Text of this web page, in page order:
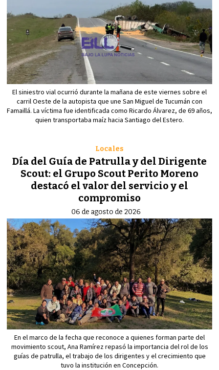
El siniestro vial ocurrió durante la mañana de este viernes sobre el
carril Oeste de la autopista que une San Miguel de Tucumán con
Famaillá. La víctima fue identificada como Ricardo Álvarez, de 69 años,
quien transportaba maíz hacia Santiago del Estero.
Día del Guía de Patrulla y del Dirigente
Scout: el Grupo Scout Perito Moreno
destacó el valor del servicio y el
compromiso
Locales
06 de agosto de 2026
En el marco de la fecha que reconoce a quienes forman parte del
movimiento scout, Ana Ramírez repasó la importancia del rol de los
guías de patrulla, el trabajo de los dirigentes y el crecimiento que
tuvo la institución en Concepción.